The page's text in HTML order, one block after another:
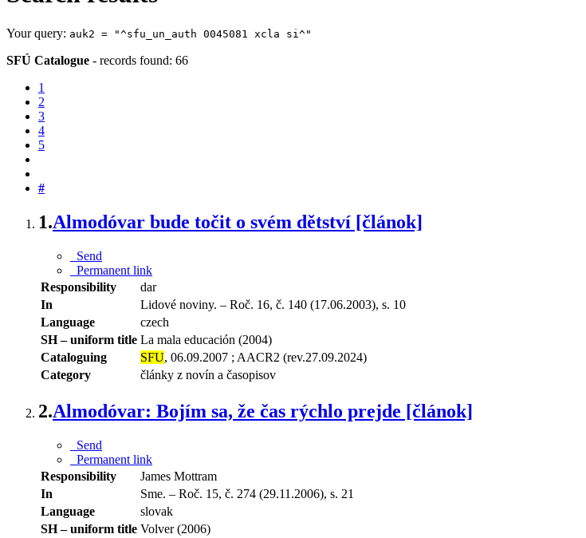
Your query: auk2 = "^sfu_un_auth 0045081 xcla si^"
SFÚ Catalogue - records found: 66
1
2
3
4
5
#
1.Almodóvar bude točit o svém dětství [článok]
Send
Permanent link
Responsibility
dar
In
Lidové noviny. – Roč. 16, č. 140 (17.06.2003), s. 10
Language
czech
SH – uniform title La mala educación (2004)
Cataloguing
SFU, 06.09.2007 ; AACR2 (rev.27.09.2024)
Category
články z novín a časopisov
2.Almodóvar: Bojím sa, že čas rýchlo prejde [článok]
Send
Permanent link
Responsibility
James Mottram
In
Sme. – Roč. 15, č. 274 (29.11.2006), s. 21
Language
slovak
SH – uniform title Volver (2006)